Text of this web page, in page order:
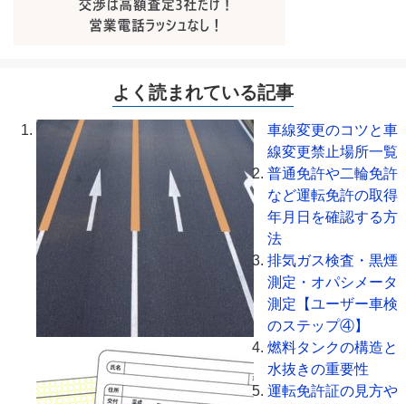
よく読まれている記事
車線変更のコツと車
線変更禁止場所一覧
普通免許や二輪免許
など運転免許の取得
年月日を確認する方
法
排気ガス検査・黒煙
測定・オパシメータ
測定【ユーザー車検
のステップ④】
燃料タンクの構造と
水抜きの重要性
運転免許証の見方や